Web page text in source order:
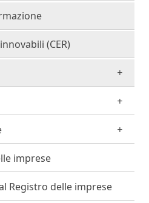
(CER)
imprese
Registro delle imprese